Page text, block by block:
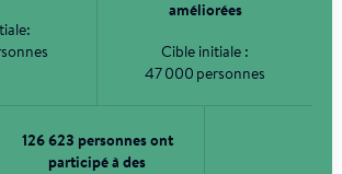
améliorées
Cible initiale :
47 000 personnes
126 623 personnes ont
participé à des